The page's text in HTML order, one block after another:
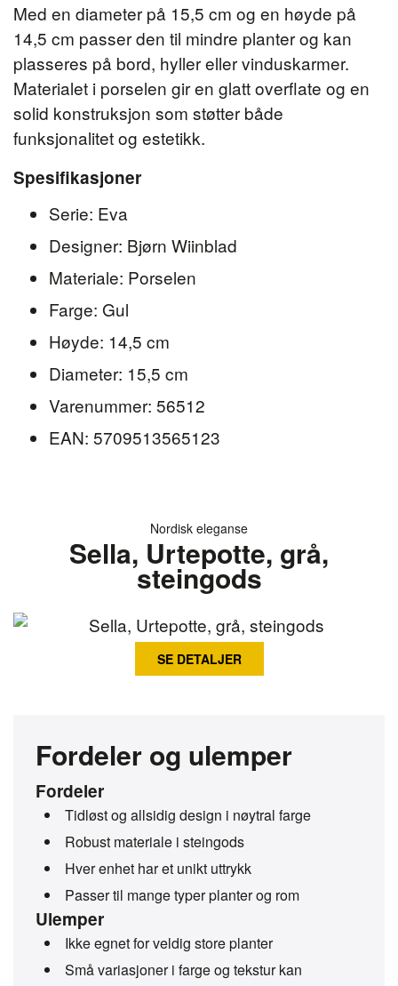
Med en diameter på 15,5 cm og en høyde på
14,5 cm passer den til mindre planter og kan
plasseres på bord, hyller eller vinduskarmer.
Materialet i porselen gir en glatt overflate og en
solid konstruksjon som støtter både
funksjonalitet og estetikk.
Spesifikasjoner
Serie: Eva
Designer: Bjørn Wiinblad
Materiale: Porselen
Farge: Gul
Høyde: 14,5 cm
Diameter: 15,5 cm
Varenummer: 56512
EAN: 5709513565123
Nordisk eleganse
Sella, Urtepotte, grå,
steingods
Fordeler og ulemper
Fordeler
Tidløst og allsidig design i nøytral farge
Robust materiale i steingods
Hver enhet har et unikt uttrykk
Passer til mange typer planter og rom
Ulemper
Ikke egnet for veldig store planter
Små variasjoner i farge og tekstur kan
SE DETALJER